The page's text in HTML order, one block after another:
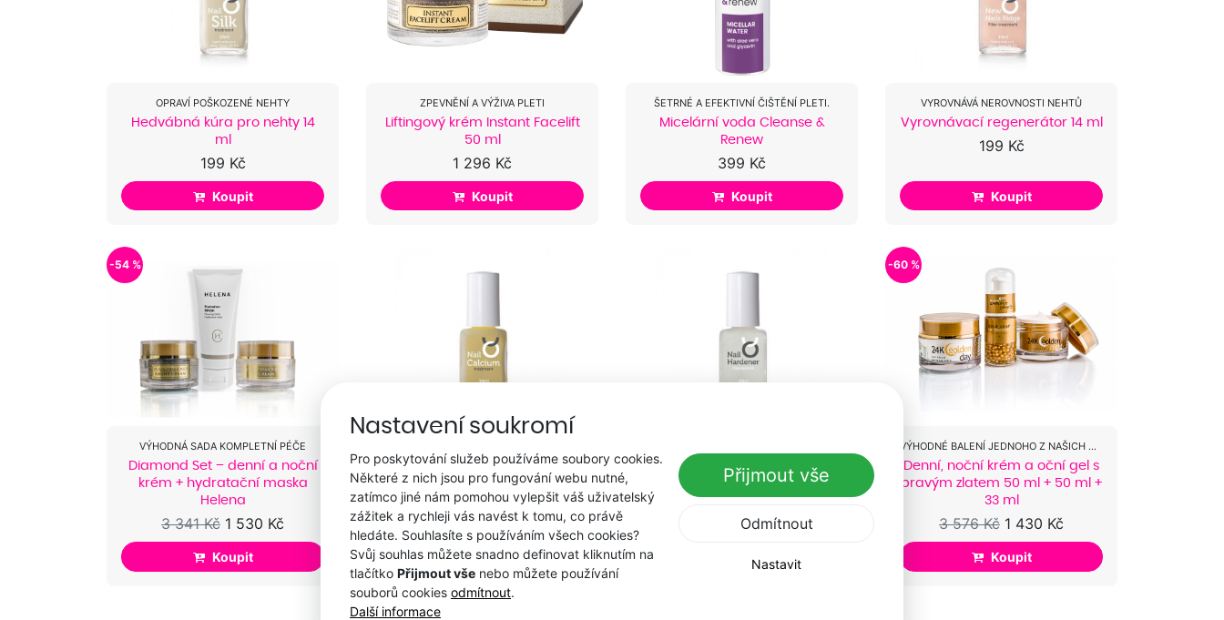
Nastavení soukromí
Pro poskytování služeb používáme soubory cookies.
Některé z nich jsou pro fungování webu nutné,
zatímco jiné nám pomohou vylepšit váš uživatelský
zážitek a rychleji vás navést k tomu, co právě
hledáte. Souhlasíte s používáním všech cookies?
Svůj souhlas můžete snadno definovat kliknutím na
tlačítko Přijmout vše nebo můžete používání
souborů cookies odmítnout.
Další informace
Přijmout vše
Odmítnout
Nastavit
OPRAVÍ POŠKOZENÉ NEHTY
Hedvábná kúra pro nehty 14
ml
199 Kč
Koupit
ZPEVNĚNÍ A VÝŽIVA PLETI
Liftingový krém Instant Facelift
50 ml
1 296 Kč
Koupit
ŠETRNÉ A EFEKTIVNÍ ČIŠTĚNÍ PLETI.
Micelární voda Cleanse &
Renew
399 Kč
Koupit
VYROVNÁVÁ NEROVNOSTI NEHTŮ
Vyrovnávací regenerátor 14 ml
199 Kč
Koupit
-54 %
VÝHODNÁ SADA KOMPLETNÍ PÉČE
Diamond Set – denní a noční
krém + hydratační maska
Helena
3 341 Kč 1 530 Kč
Koupit
Vápník pro nehty 14 ml
199 Kč
Koupit
Zpevňovač na nehty 14 ml
199 Kč
Koupit
-60 %
VÝHODNÉ BALENÍ JEDNOHO Z NAŠICH DLOUHOLETÝCH...
Denní, noční krém a oční gel s
pravým zlatem 50 ml + 50 ml +
33 ml
3 576 Kč 1 430 Kč
Koupit